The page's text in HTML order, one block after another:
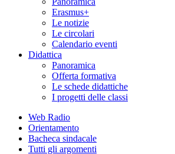
Erasmus+
Le notizie
Le circolari
Calendario eventi
Didattica
Panoramica
Offerta formativa
Le schede didattiche
I progetti delle classi
Web Radio
Orientamento
Bacheca sindacale
Tutti gli argomenti